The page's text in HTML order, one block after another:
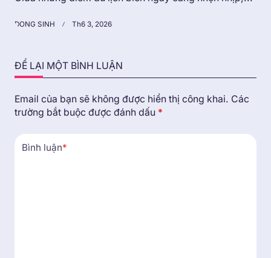
DONG SINH Th6 3, 2026
ĐỂ LẠI MỘT BÌNH LUẬN
Email của bạn sẽ không được hiển thị công khai. Các
trường bắt buộc được đánh dấu *
Bình luận*